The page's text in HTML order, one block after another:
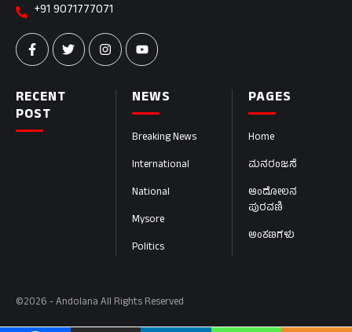
PAGES
Home
ಮನರಂಜನೆ
ಆಂದೋಲನ
ಪುರವಣಿ
ಅಂಕಣಗಳು
NEWS
Breaking News
International
National
Mysore
Politics
RECENT
POST
+91 9071777071
©2026 - Andolana All Rights Reserved